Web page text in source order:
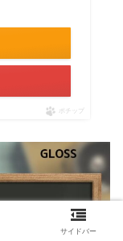
ポチップ
サイドバー